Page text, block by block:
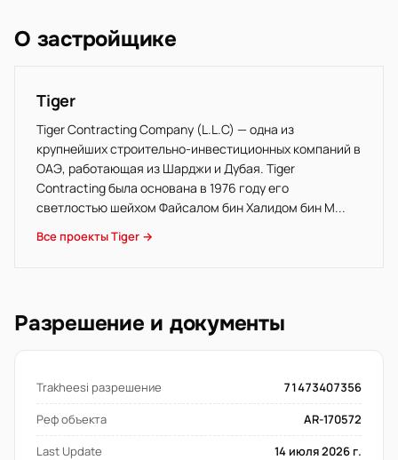
О застройщике
Tiger
Tiger Contracting Company (L.L.C) — одна из
крупнейших строительно-инвестиционных компаний в
ОАЭ, работающая из Шарджи и Дубая. Tiger
Contracting была основана в 1976 году его
светлостью шейхом Файсалом бин Халидом бин М...
Все проекты Tiger →
Разрешение и документы
Trakheesi разрешение
71473407356
Реф объекта
AR-170572
Last Update
14 июля 2026 г.